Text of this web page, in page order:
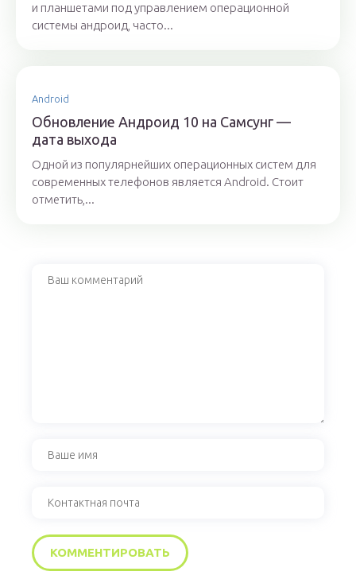
и планшетами под управлением операционной
системы андроид, часто...
Android
Обновление Андроид 10 на Самсунг —
дата выхода
Одной из популярнейших операционных систем для
современных телефонов является Android. Стоит
отметить,...